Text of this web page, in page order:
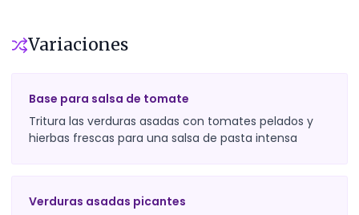
Variaciones
Base para salsa de tomate
Tritura las verduras asadas con tomates pelados y
hierbas frescas para una salsa de pasta intensa
Verduras asadas picantes